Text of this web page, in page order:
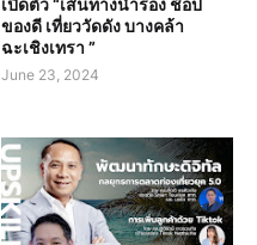
เปิดตัว “เส้นทางนำร่อง ช้อป
ของดี เที่ยววัดดัง บางคล้า
ฉะเชิงเทรา ”
June 23, 2024